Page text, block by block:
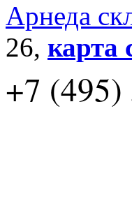
Арнеда
26, карта
+7 (495)